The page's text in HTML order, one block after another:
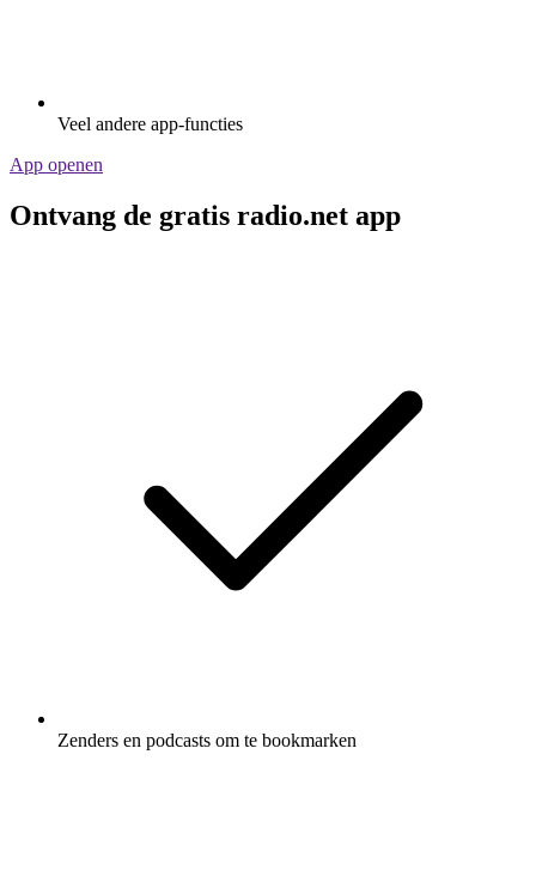
Veel andere app-functies
App openen
Ontvang de gratis radio.net app
Zenders en podcasts om te bookmarken